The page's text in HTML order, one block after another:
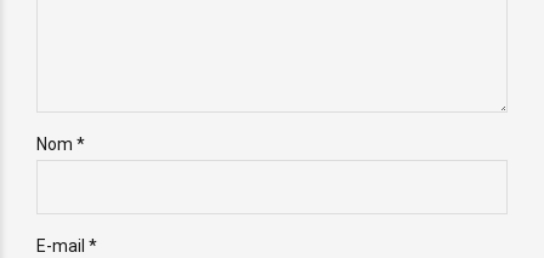
Nom *
E-mail *